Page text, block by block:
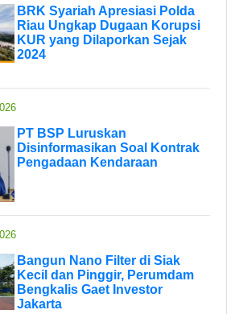
BRK Syariah Apresiasi Polda
Riau Ungkap Dugaan Korupsi
KUR yang Dilaporkan Sejak
2024
PT BSP Luruskan
Disinformasikan Soal Kontrak
Pengadaan Kendaraan
Bangun Nano Filter di Siak
Kecil dan Pinggir, Perumdam
Bengkalis Gaet Investor
Jakarta